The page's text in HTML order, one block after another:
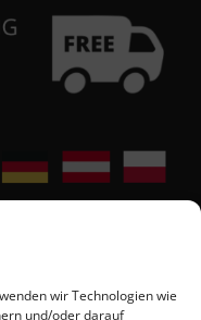
wir Technologien wie
und/oder darauf